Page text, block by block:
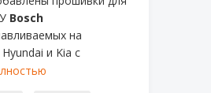
Bosch
на
и Kia с
объемом 1.3, 1.4, 1.5,